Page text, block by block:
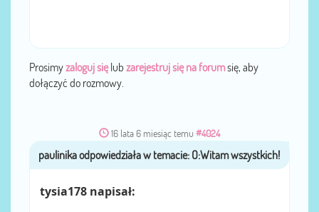
Prosimyzaloguj sięlub zarejestruj się na forumsię, aby
dołączyć do rozmowy.
16 lata 6 miesiąc temu #4024
przezpaulinika
tysia178 napisał: